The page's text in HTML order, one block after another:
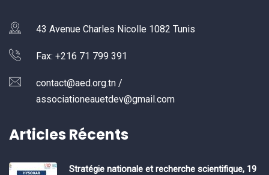
43 Avenue Charles Nicolle 1082 Tunis
Fax: +216 71 799 391
contact@aed.org.tn /
associationeauetdev@gmail.com
Articles Récents
Stratégie nationale et recherche scientifique, 19